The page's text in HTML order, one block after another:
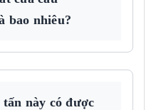
bao nhiêu?
này có được